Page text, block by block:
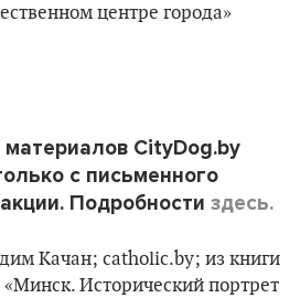
центре города»
CityDog.by
с письменного
Подробности здесь.
Качан; catholic.by; из книги
Исторический портрет